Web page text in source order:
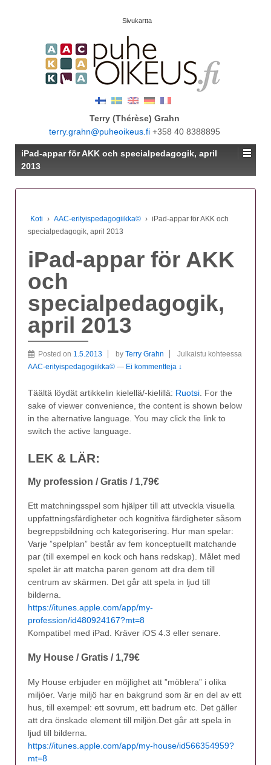
Sivukartta
Terry (Thérèse) Grahn
terry.grahn@puheoikeus.fi +358 40 8388895
iPad-appar för AKK och specialpedagogik, april
2013
Koti › AAC-erityispedagogiikka© › iPad-appar för AKK och
specialpedagogik, april 2013
iPad-appar för AKK
och
specialpedagogik,
april 2013
Posted on 1.5.2013 by Terry Grahn
Julkaistu kohteessa
AAC-erityispedagogiikka© — Ei kommentteja ↓
Täältä löydät artikkelin kielellä/-kielillä: Ruotsi . For the
sake of viewer convenience, the content is shown below
in the alternative language. You may click the link to
switch the active language.
LEK & LÄR:
My profession / Gratis / 1,79€
Ett matchningsspel som hjälper till att utveckla visuella
uppfattningsfärdigheter och kognitiva färdigheter såsom
begreppsbildning och kategorisering. Hur man spelar:
Varje ”spelplan” består av fem konceptuellt matchande
par (till exempel en kock och hans redskap). Målet med
spelet är att matcha paren genom att dra dem till
centrum av skärmen. Det går att spela in ljud till
bilderna.
https://itunes.apple.com/app/my-
profession/id480924167?mt=8
Kompatibel med iPad. Kräver iOS 4.3 eller senare.
My House / Gratis / 1,79€
My House erbjuder en möjlighet att ”möblera” i olika
miljöer. Varje miljö har en bakgrund som är en del av ett
hus, till exempel: ett sovrum, ett badrum etc. Det gäller
att dra önskade element till miljön.Det går att spela in
ljud till bilderna.
https://itunes.apple.com/app/my-house/id566354959?
mt=8